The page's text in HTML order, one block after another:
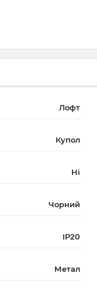
Лофт
Купол
Ні
Чорний
IP20
Метал